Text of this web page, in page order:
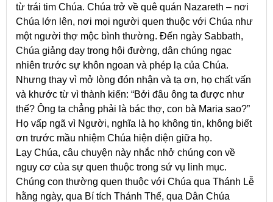
từ trái tim Chúa. Chúa trở về quê quán Nazareth – nơi
Chúa lớn lên, nơi mọi người quen thuộc với Chúa như
một người thợ mộc bình thường. Đến ngày Sabbath,
Chúa giảng dạy trong hội đường, dân chúng ngạc
nhiên trước sự khôn ngoan và phép lạ của Chúa.
Nhưng thay vì mở lòng đón nhận và tạ ơn, họ chất vấn
và khước từ vì thành kiến: “Bởi đâu ông ta được như
thế? Ông ta chẳng phải là bác thợ, con bà Maria sao?”
Họ vấp ngã vì Người, nghĩa là họ không tin, không biết
ơn trước mầu nhiệm Chúa hiện diện giữa họ.
Lạy Chúa, câu chuyện này nhắc nhở chúng con về
nguy cơ của sự quen thuộc trong sứ vụ linh mục.
Chúng con thường quen thuộc với Chúa qua Thánh Lễ
hằng ngày, qua Bí tích Thánh Thể, qua Dân Chúa